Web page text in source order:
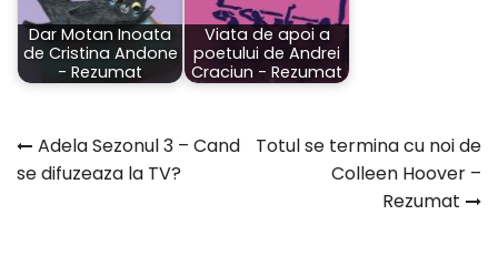
Dar Motan Inoata
de Cristina Andone
- Rezumat
Viata de apoi a
poetului de Andrei
Craciun - Rezumat
Navigare
Adela Sezonul 3 – Cand
se difuzeaza la TV?
Totul se termina cu noi de
Colleen Hoover –
Rezumat